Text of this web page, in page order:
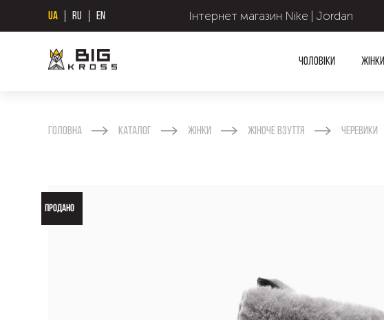
UA RU EN Інтернет магазин Nike | Jordan
Чоловіки Жінки
Головна Каталог Жінки Жіноче взуття Черевики
ПРОДАНО